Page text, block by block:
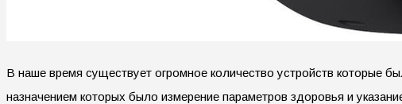
В наше время существует огромное количество устройств которые
назначением которых было измерение параметров здоровья и